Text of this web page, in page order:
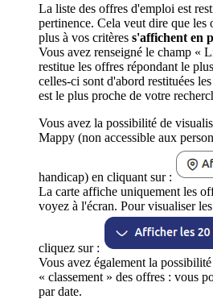
La liste des offres d'emploi est
pertinence. Cela veut dire que
plus à vos critères s'affichent en
Vous avez renseigné le champ «
restitue les offres répondant le
celles-ci sont d'abord restituées
est le plus proche de votre
Vous avez la possibilité de
Mappy (non accessible aux
handicap) en cliquant sur :
La carte affiche uniquement les
voyez à l'écran. Pour visualiser
cliquez sur :
Vous avez également la
« classement » des offres : vous
par date.